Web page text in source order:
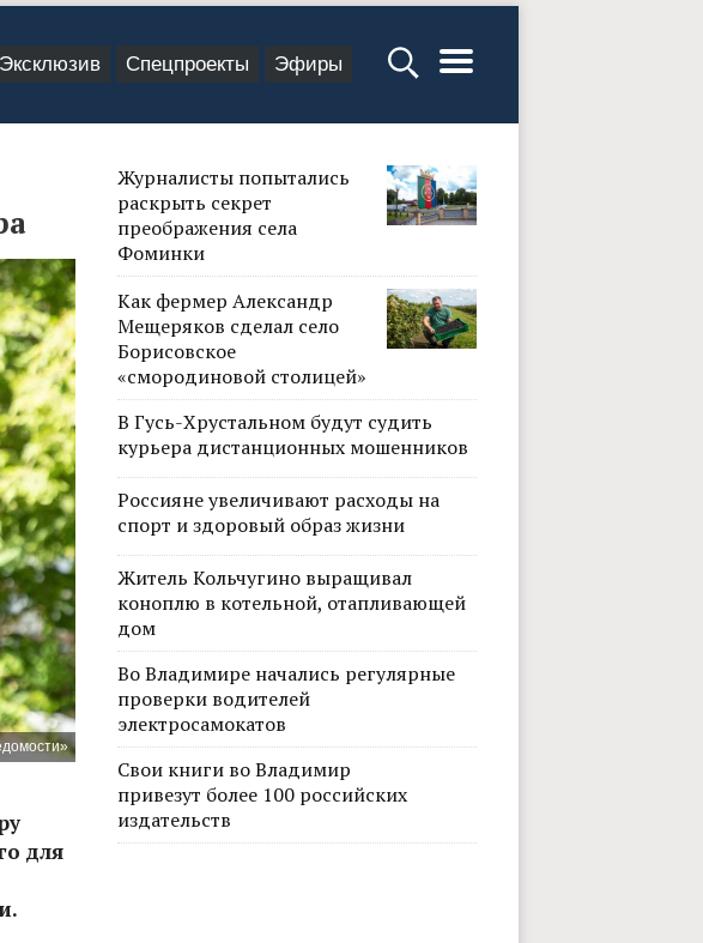
Эксклюзив Спецпроекты Эфиры
для
Журналисты попытались
раскрыть секрет
преображения села
Фоминки
Как фермер Александр
Мещеряков сделал село
Борисовское
«смородиновой столицей»
В Гусь-Хрустальном будут судить
курьера дистанционных мошенников
Россияне увеличивают расходы на
спорт и здоровый образ жизни
Житель Кольчугино выращивал
коноплю в котельной, отапливающей
дом
Во Владимире начались регулярные
проверки водителей
электросамокатов
Свои книги во Владимир
привезут более 100 российских
издательств